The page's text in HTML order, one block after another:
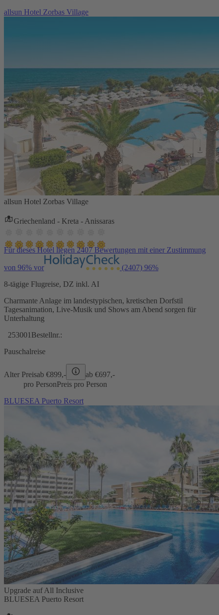
allsun Hotel Zorbas Village
allsun Hotel Zorbas Village
Griechenland - Kreta - Anissaras
Für dieses Hotel liegen 2407 Bewertungen mit einer Zustimmung
von 96% vor (2407) 96%
8-tägige Flugreise, DZ inkl. AI
Charmante Anlage im landestypischen, kretischen Dorfstil
Tagesanimation, Live-Musik und Shows am Abend sorgen für
Unterhaltung
253001 Bestellnr.:
Pauschalreise
Alter Preisab €899,- ab €697,-
pro PersonPreis pro Person
BLUESEA Puerto Resort
Upgrade auf All Inclusive
BLUESEA Puerto Resort